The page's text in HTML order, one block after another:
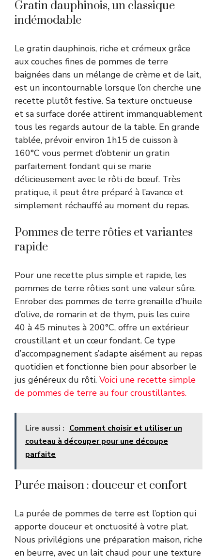
Gratin dauphinois, un classique
indémodable
Le gratin dauphinois, riche et crémeux grâce
aux couches fines de pommes de terre
baignées dans un mélange de crème et de lait,
est un incontournable lorsque l’on cherche une
recette plutôt festive. Sa texture onctueuse
et sa surface dorée attirent immanquablement
tous les regards autour de la table. En grande
tablée, prévoir environ 1h15 de cuisson à
160°C vous permet d’obtenir un gratin
parfaitement fondant qui se marie
délicieusement avec le rôti de bœuf. Très
pratique, il peut être préparé à l’avance et
simplement réchauffé au moment du repas.
Pommes de terre rôties et variantes
rapide
Pour une recette plus simple et rapide, les
pommes de terre rôties sont une valeur sûre.
Enrober des pommes de terre grenaille d’huile
d’olive, de romarin et de thym, puis les cuire
40 à 45 minutes à 200°C, offre un extérieur
croustillant et un cœur fondant. Ce type
d’accompagnement s’adapte aisément au repas
quotidien et fonctionne bien pour absorber le
jus généreux du rôti. Voici une recette simple
de pommes de terre au four croustillantes.
Lire aussi : Comment choisir et utiliser un
couteau à découper pour une découpe
parfaite
Purée maison : douceur et confort
La purée de pommes de terre est l’option qui
apporte douceur et onctuosité à votre plat.
Nous privilégions une préparation maison, riche
en beurre, avec un lait chaud pour une texture